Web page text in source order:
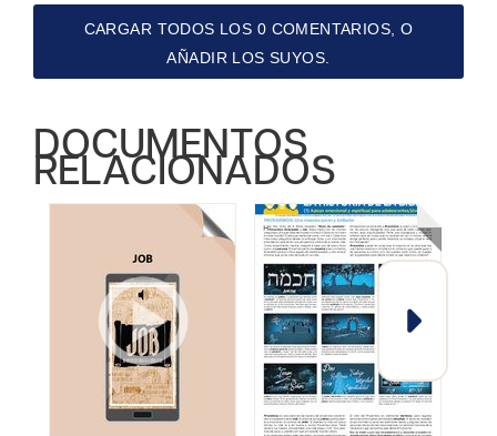
CARGAR TODOS LOS 0 COMENTARIOS, O
AÑADIR LOS SUYOS.
DOCUMENTOS
RELACIONADOS